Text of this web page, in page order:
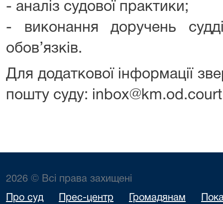
- аналіз судової практики;
- виконання доручень
обов’язків.
Для додаткової інформації
пошту суду:
2026 © Всі права захищені
Про суд Прес-центр Громадянам